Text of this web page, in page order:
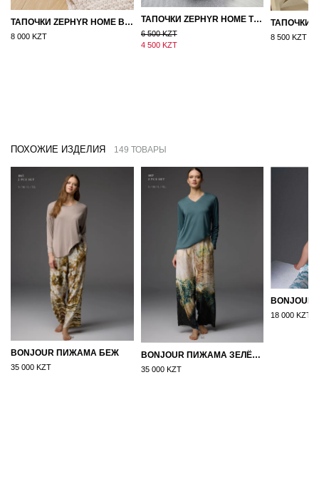
ТАПОЧКИ ZEPHYR HOME ВОЙЛОК ОРАНЖЕВЫЙ
8 000 KZT
ТАПОЧКИ ZEPHYR HOME ТЕДДИ ДЕД МОРОЗ NEW
6 500 KZT
4 500 KZT
8 500 KZT
ПОХОЖИЕ ИЗДЕЛИЯ 149 ТОВАРЫ
BONJOUR ПИЖАМА БЕЖ
35 000 KZT
BONJOUR ПИЖАМА ЗЕЛЁНЫЙ
35 000 KZT
18 000 KZT